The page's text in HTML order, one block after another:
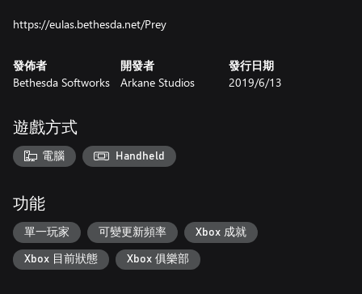
https://eulas.bethesda.net/Prey
發佈者
Bethesda Softworks
開發者
Arkane Studios
發行日期
2019/6/13
遊戲方式
電腦 Handheld
功能
單一玩家 可變更新頻率 Xbox 成就
Xbox 目前狀態 Xbox 俱樂部